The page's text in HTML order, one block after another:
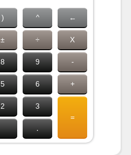
) ^ ←
± ÷ X
8 9 -
5 6 +
2
3
=
.